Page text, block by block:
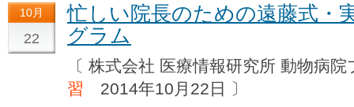
10月
22
忙しい院長のための遠藤式・
グラム
〔 株式会社 医療情報研究所 動物病
習 2014年10月22日 〕